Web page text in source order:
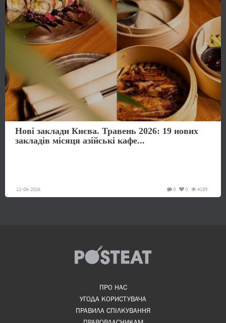
Нові заклади Києва. Травень 2026: 19 нових
закладів місяця азійські кафе...
12-06-2026 4189
0
0
ПРО НАС
УГОДА КОРИСТУВАЧА
ПРАВИЛА СПІЛКУВАННЯ